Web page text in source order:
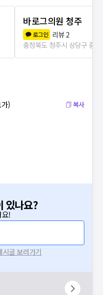
바로그의원 청주
로그인 리뷰 2
충청북도 청주시 상당구 중앙동
) 복사
있나요?
요!
글 보러가기